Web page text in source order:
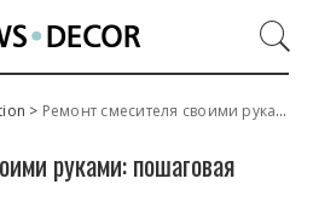
> Ремонт смесителя своими руками: пошаговая инструкция
руками: пошаговая